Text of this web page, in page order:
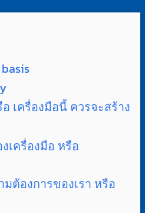
กร้า
อ เครื่องมือนี้ ควรจะสร้าง
เครื่องมือ หรือ
ต้องการของเรา หรือ